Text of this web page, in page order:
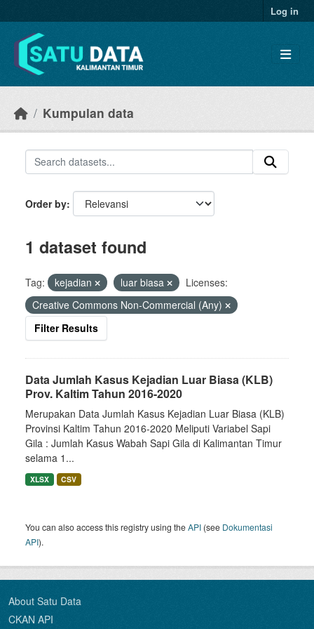
Log in
Kumpulan data
Order by
1 dataset found
Tag: kejadian luar biasa
Licenses:
Creative Commons Non-Commercial (Any)
Filter Results
Data Jumlah Kasus Kejadian Luar Biasa (KLB)
Prov. Kaltim Tahun 2016-2020
Merupakan Data Jumlah Kasus Kejadian Luar Biasa (KLB)
Provinsi Kaltim Tahun 2016-2020 Meliputi Variabel Sapi
Gila : Jumlah Kasus Wabah Sapi Gila di Kalimantan Timur
selama 1...
XLSX CSV
You can also access this registry using theAPI (see Dokumentasi
API).
About Satu Data
CKAN API